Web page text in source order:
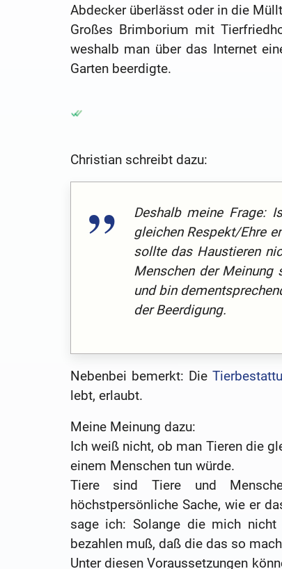
Abdecker überlässt oder in die
Großes Brimborium mit
weshalb man über das Internet
Garten beerdigte.
Christian schreibt dazu:
Deshalb meine Frage:
gleichen Respekt/Ehre
sollte das Haustieren
Menschen der Meinung
und bin
der Beerdigung.
Nebenbei bemerkt: Die
lebt, erlaubt.
Meine Meinung dazu:
Ich weiß nicht, ob man Tieren die
einem Menschen tun würde.
Tiere sind Tiere und
höchstpersönliche Sache, wie er
sage ich: Solange die mich
bezahlen muß, daß die das so
Unter diesen Voraussetzungen